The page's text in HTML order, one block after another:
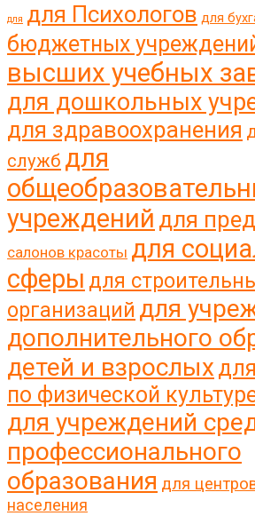
для для Психологов для
бюджетных
высших учебных
для дошкольных
для здравоохранения
служб для
учреждений для
салонов красоты для
сферы для
организаций для
дополнительного
детей и взрослых
по физической
для учреждений
профессионального
образования для
населения